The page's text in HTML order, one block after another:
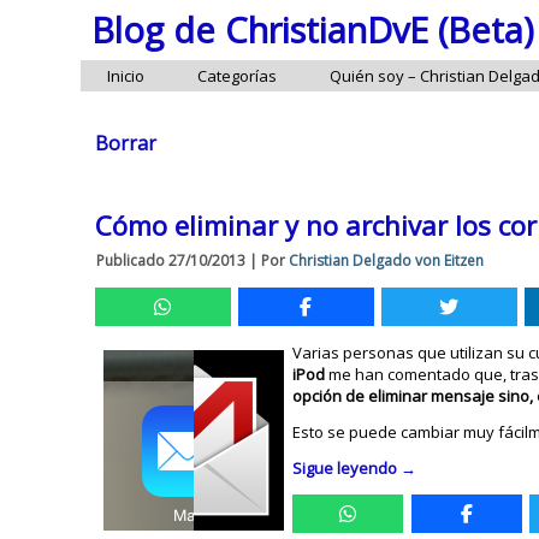
Blog de ChristianDvE (Beta)
Inicio Categorías Quién soy – Christian
Borrar
Cómo eliminar y no archivar los
Publicado27/10/2013 | Por Christian Delgado von Eitzen
Varias personas que utilizan su
iPodme han comentado que,
opción de eliminar mensaje
Esto se puede cambiar muy
Sigue leyendo →